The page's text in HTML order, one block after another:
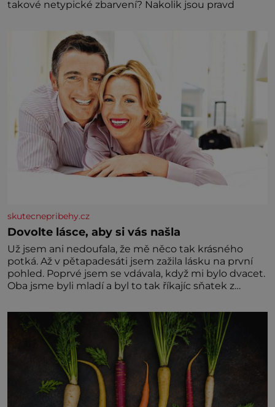
takové netypické zbarvení? Nakolik jsou pravd
skutecnepribehy.cz
Dovolte lásce, aby si vás našla
Už jsem ani nedoufala, že mě něco tak krásného
potká. Až v pětapadesáti jsem zažila lásku na první
pohled. Poprvé jsem se vdávala, když mi bylo dvacet.
Oba jsme byli mladí a byl to tak říkajíc sňatek z
zaopatřený mladý muž. Manželství nám oběma moc
nesvědčilo, brzy jsme zjistili, že